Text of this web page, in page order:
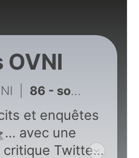
86 - sous les étoiles en burn-out ufologique
et enquêtes
avec une
Twitter